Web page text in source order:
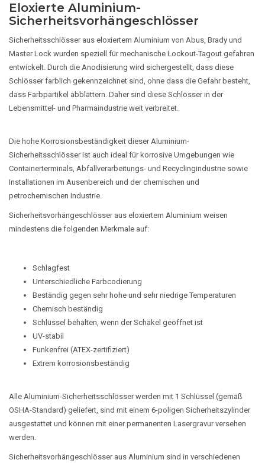
Eloxierte Aluminium-
Sicherheitsvorhängeschlösser
Sicherheitsschlösser aus eloxiertem Aluminium von Abus, Brady und
Master Lock wurden speziell für mechanische Lockout-Tagout gefahren
entwickelt. Durch die Anodisierung wird sichergestellt, dass diese
Schlösser farblich gekennzeichnet sind, ohne dass die Gefahr besteht,
dass Farbpartikel abblättern. Daher sind diese Schlösser in der
Lebensmittel- und Pharmaindustrie weit verbreitet.
Die hohe Korrosionsbeständigkeit dieser Aluminium-
Sicherheitsschlösser ist auch ideal für korrosive Umgebungen wie
Containerterminals, Abfallverarbeitungs- und Recyclingindustrie sowie
Installationen im Ausenbereich und der chemischen und
petrochemischen Industrie.
Sicherheitsvorhängeschlösser aus eloxiertem Aluminium weisen
mindestens die folgenden Merkmale auf:
Schlagfest
Unterschiedliche Farbcodierung
Beständig gegen sehr hohe und sehr niedrige Temperaturen
Chemisch beständig
Schlüssel behalten, wenn der Schäkel geöffnet ist
UV-stabil
Funkenfrei (ATEX-zertifiziert)
Extrem korrosionsbeständig
Alle Aluminium-Sicherheitsschlösser werden mit 1 Schlüssel (gemäß
OSHA-Standard) geliefert, sind mit einem 6-poligen Sicherheitszylinder
ausgestattet und können mit einer permanenten Lasergravur versehen
werden.
Sicherheitsvorhängeschlösser aus Aluminium sind in verschiedenen